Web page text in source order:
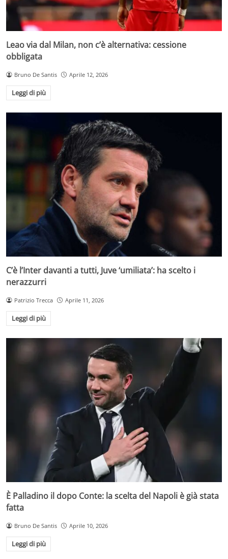
Leao via dal Milan, non c’è alternativa: cessione
obbligata
Bruno De Santis Aprile 12, 2026
Leggi di più
C’è l’Inter davanti a tutti, Juve ‘umiliata’: ha scelto i
nerazzurri
Patrizio Trecca Aprile 11, 2026
Leggi di più
È Palladino il dopo Conte: la scelta del Napoli è già stata
fatta
Bruno De Santis Aprile 10, 2026
Leggi di più